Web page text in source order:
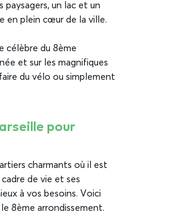
paysagers, un lac et un
en plein cœur de la ville.
célèbre du 8ème
et sur les magnifiques
du vélo ou simplement
pour
charmants où il est
de vie et ses
à vos besoins. Voici
8ème arrondissement.